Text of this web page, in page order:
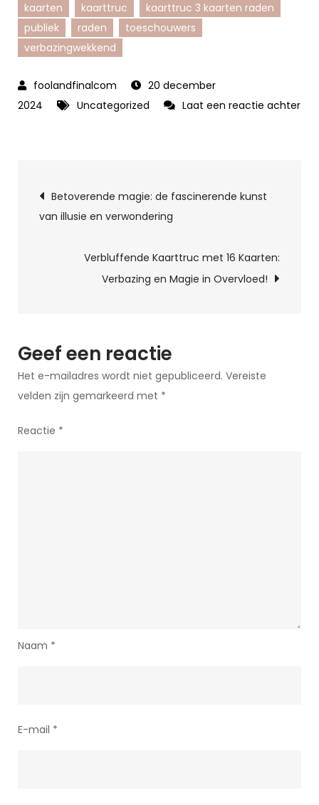
kaarten
kaarttruc
kaarttruc 3 kaarten raden
publiek
raden
toeschouwers
verbazingwekkend
20 december
2024
Uncategorized
Laat een reactie achter
Berichtnavigatie
Betoverende magie: de fascinerende kunst
van illusie en verwondering
Verbluffende Kaarttruc met 16 Kaarten:
Verbazing en Magie in Overvloed!
Geef een reactie
Het e-mailadres wordt niet gepubliceerd. Vereiste
velden zijn gemarkeerd met *
Reactie *
Naam *
E-mail *